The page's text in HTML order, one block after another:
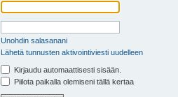
Unohdin salasanani
Lähetä tunnusten aktivointiviesti uudelleen
Kirjaudu automaattisesti sisään.
Piilota paikalla olemiseni tällä kertaa